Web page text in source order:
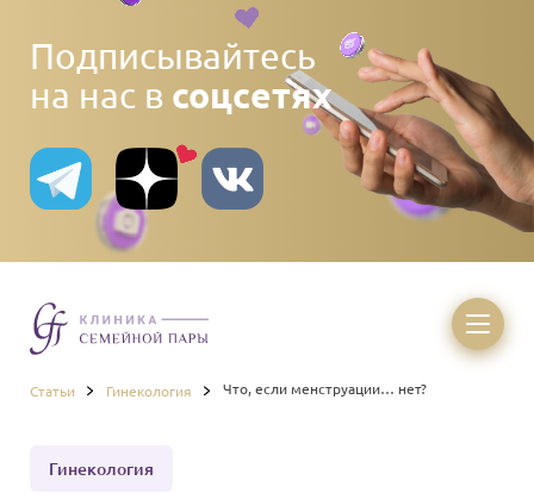
Подписывайтесь
на нас в соцсетях
Статьи Гинекология Что, если менструации… нет?
Гинекология